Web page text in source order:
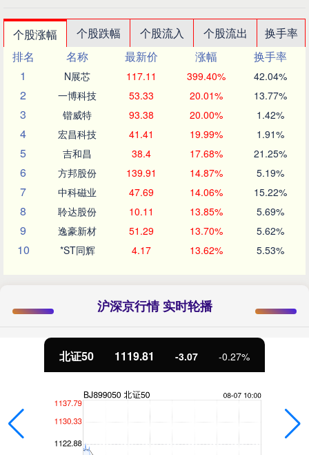
个股涨幅 个股跌幅 个股流入 个股流出
换手率
排名
名称 最新价 涨幅
换手率
1
N展芯 117.11 399.40% 42.04%
2 一博科技 53.33 20.01% 13.77%
3 锴威特 93.38 20.00% 1.42%
4 宏昌科技 41.41 19.99% 1.91%
5 吉和昌 38.4 17.68% 21.25%
6 方邦股份 139.91 14.87% 5.19%
7 中科磁业 47.69 14.06% 15.22%
8 聆达股份 10.11 13.85% 5.69%
9 逸豪新材 51.29 13.70% 5.62%
10 *ST同辉 4.17 13.62% 5.53%
沪深京行情 实时轮播
北证50 1119.81 -3.07 -0.27%